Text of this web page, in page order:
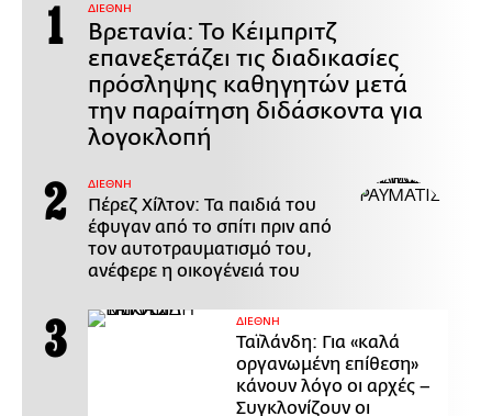
ΔΙΕΘΝΗ
Βρετανία: Το Κέιμπριτζ
επανεξετάζει τις διαδικασίες
πρόσληψης καθηγητών μετά
την παραίτηση διδάσκοντα για
λογοκλοπή
ΔΙΕΘΝΗ
Πέρεζ Χίλτον: Τα παιδιά του
έφυγαν από το σπίτι πριν από
τον αυτοτραυματισμό του,
ανέφερε η οικογένειά του
ΔΙΕΘΝΗ
Ταϊλάνδη: Για «καλά
οργανωμένη επίθεση»
κάνουν λόγο οι αρχές –
Συγκλονίζουν οι